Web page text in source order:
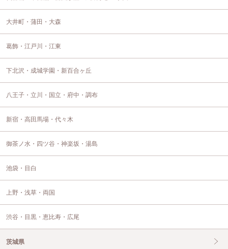
大井町・蒲田・大森
葛飾・江戸川・江東
下北沢・成城学園・新百合ヶ丘
八王子・立川・国立・府中・調布
新宿・高田馬場・代々木
御茶ノ水・四ツ谷・神楽坂・湯島
池袋・目白
上野・浅草・両国
渋谷・目黒・恵比寿・広尾
茨城県